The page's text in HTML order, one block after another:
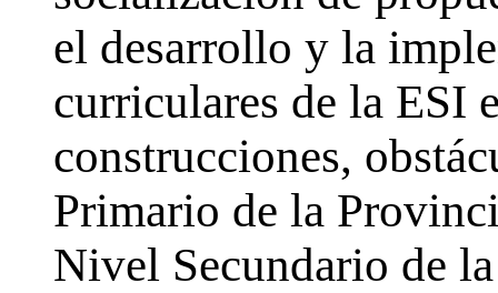
el desarrollo y la
curriculares de la ESI
construcciones,
Primario de la
Nivel Secundario de